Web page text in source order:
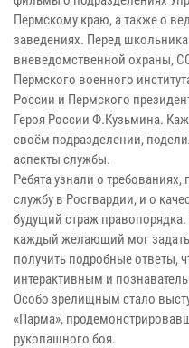
Пермскому краю, а также о
заведениях. Перед
вневедомственной охраны,
Пермского военного
России и Пермского
Героя России Ф.Кузьмина.
своём подразделении,
аспекты службы.
Ребята узнали о
службу в Росгвардии, и о
будущий страж
каждый желающий мог
получить подробные ответы,
интерактивным и
Особо зрелищным стало
«Парма»,
рукопашного боя.